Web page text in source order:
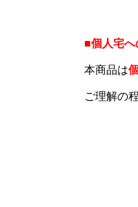
■個人宅へ
本商品は
ご理解の